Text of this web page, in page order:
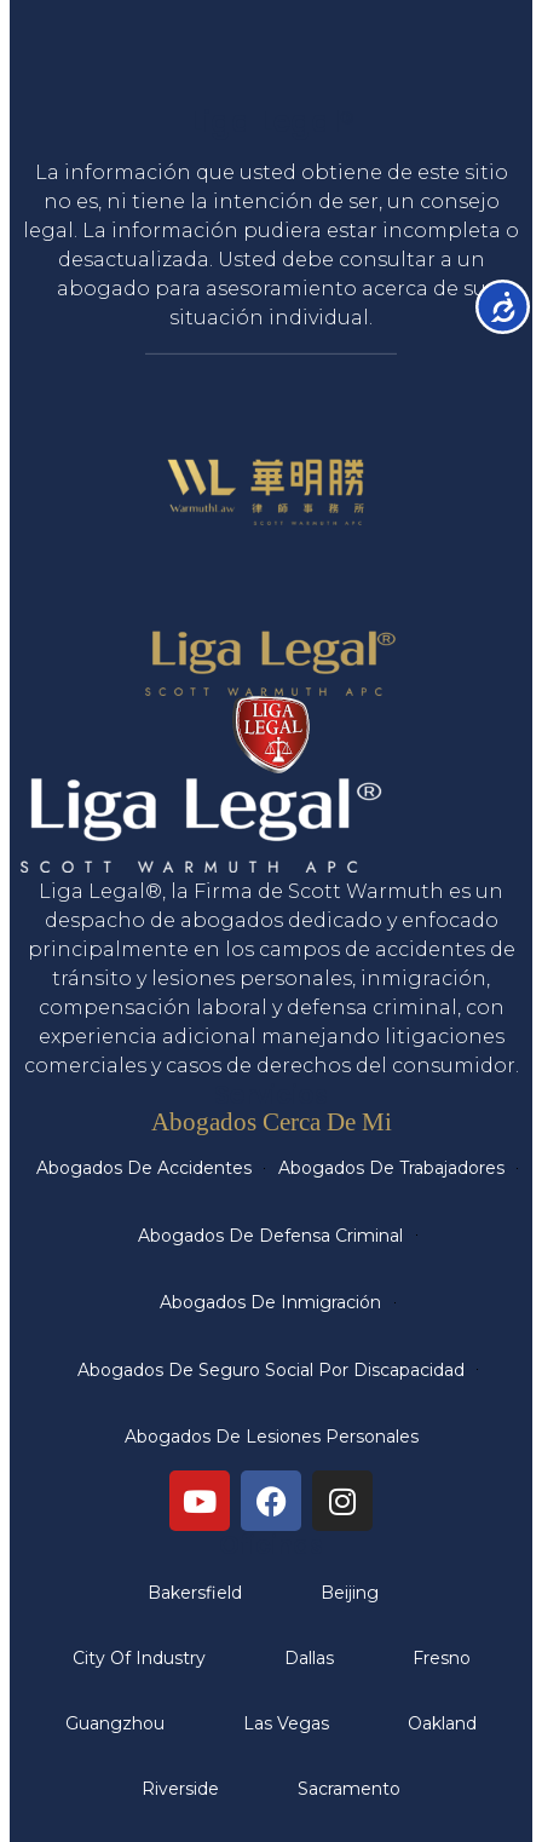
La información que usted obtiene de este sitio
no es, ni tiene la intención de ser, un consejo
legal. La información pudiera estar incompleta o
desactualizada. Usted debe consultar a un
abogado para asesoramiento acerca de su
situación individual.
Liga Legal®, la Firma de Scott Warmuth es un
despacho de abogados dedicado y enfocado
principalmente en los campos de accidentes de
tránsito y lesiones personales, inmigración,
compensación laboral y defensa criminal, con
experiencia adicional manejando litigaciones
comerciales y casos de derechos del consumidor.
Abogados Cerca De Mi
Abogados De Accidentes Abogados De Trabajadores
Abogados De Defensa Criminal
Abogados De Inmigración
Abogados De Seguro Social Por Discapacidad
Abogados De Lesiones Personales
Bakersfield Beijing
City Of Industry Dallas Fresno
Guangzhou Las Vegas Oakland
Riverside Sacramento